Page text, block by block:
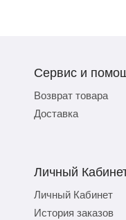
Сервис и
Возврат товара
Доставка
Личный
Личный Кабинет
История заказов